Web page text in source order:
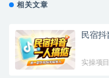
相关文章
民宿抖
实操项目